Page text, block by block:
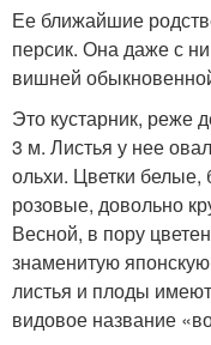
Ее ближайшие
персик. Она даже с
вишней
Это кустарник, реже
3 м. Листья у нее
ольхи. Цветки белые,
розовые, довольно
Весной, в пору
знаменитую
листья и плоды
видовое название